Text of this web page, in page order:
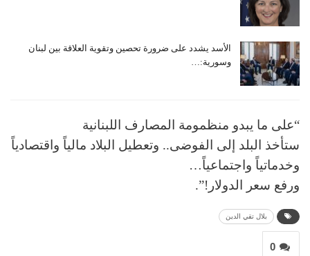
الأسد يشدد على ضرورة تحصين وتقوية العلاقة بين لبنان
وسورية:…
“على ما يبدو منظمومة المصارف اللبنانية
ستأخذ البلد إلى الفوضى.. وتعطيل البلاد مالياً واقتصادياً
وخدماتياً واجتماعياً…
ورفع سعر الدولار!”.
بلال تقي الدين
0